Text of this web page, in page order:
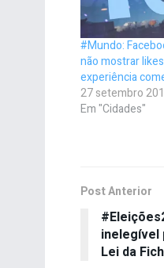
#Mundo:
não mostrar
experiência
27 setembro
Em "Cidades"
Post Anterior
inelegível
Lei da